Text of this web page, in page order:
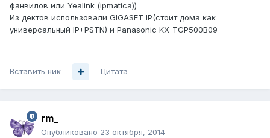
фанвилов или Yealink (ipmatica))
Из дектов использовали GIGASET IP(стоит дома как
универсальный IP+PSTN) и Panasoniс KX-TGP500B09
Вставить ник Цитата
rm_
Опубликовано 23 октября, 2014